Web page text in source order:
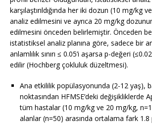
karşılaştırıldığında her iki dozun (10 mg/kg
analiz edilmesini ve ayrıca 20 mg/kg
edilmesini önceden belirlemiştir. Önceden
istatistiksel analiz planına göre, sadece bir
anlamlılık sınırı ≤ 0.05’i aşarsa p-değeri
edilir (Hochberg çokluluk düzeltmesi).
Ana etkililik popülasyonunda (2-12 yaş),
noktasından HFMSE’deki değişikliklerde
tüm hastalar (10 mg/kg ve 20 mg/kg,
alanlar (n=50) arasında ortalama fark 1.8